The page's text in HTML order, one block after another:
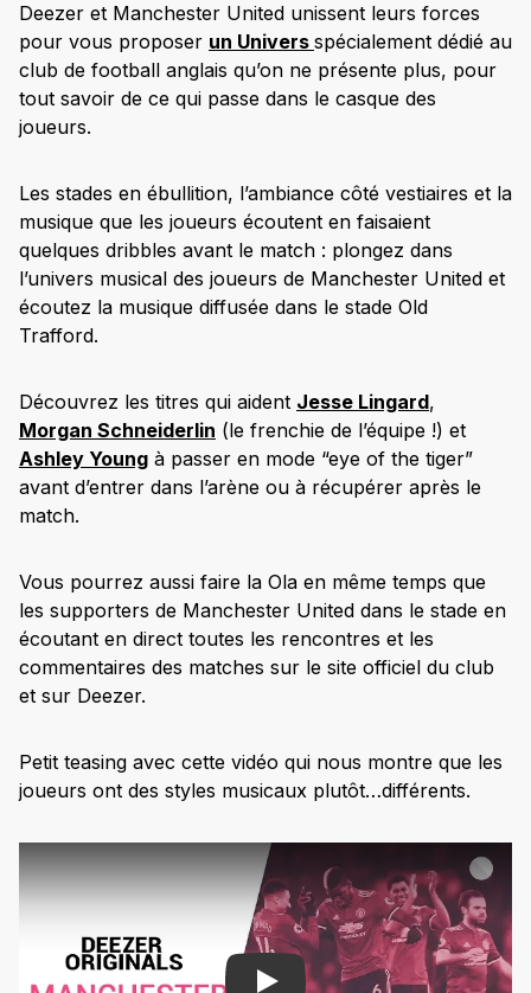
Deezer et Manchester United unissent leurs forces
pour vous proposer un Univers spécialement dédié au
club de football anglais qu’on ne présente plus, pour
tout savoir de ce qui passe dans le casque des
joueurs.
Les stades en ébullition, l’ambiance côté vestiaires et la
musique que les joueurs écoutent en faisaient
quelques dribbles avant le match : plongez dans
l’univers musical des joueurs de Manchester United et
écoutez la musique diffusée dans le stade Old
Trafford.
Découvrez les titres qui aident Jesse Lingard,
Morgan Schneiderlin (le frenchie de l’équipe !) et
Ashley Young à passer en mode “eye of the tiger”
avant d’entrer dans l’arène ou à récupérer après le
match.
Vous pourrez aussi faire la Ola en même temps que
les supporters de Manchester United dans le stade en
écoutant en direct toutes les rencontres et les
commentaires des matches sur le site officiel du club
et sur Deezer.
Petit teasing avec cette vidéo qui nous montre que les
joueurs ont des styles musicaux plutôt…différents.